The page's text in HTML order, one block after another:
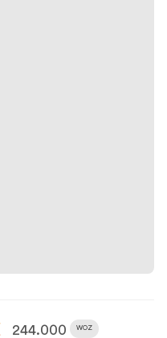
244.000 WOZ